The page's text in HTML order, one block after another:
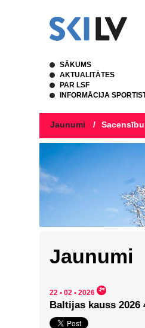
SĀKUMS
AKTUALITĀTES
PAR LSF
INFORMĀCIJA
Jaunumi /
Jaunumi
22 • 02 • 2026
Baltijas kauss